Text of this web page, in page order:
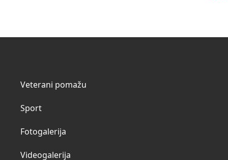
Veterani pomažu
Sport
Fotogalerija
Videogalerija